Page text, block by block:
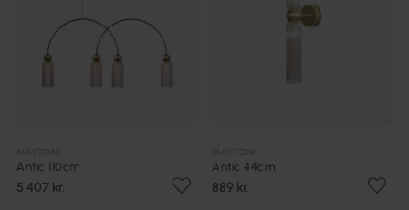
Antic 110cm
5 407 kr.
Antic 44cm
889 kr.